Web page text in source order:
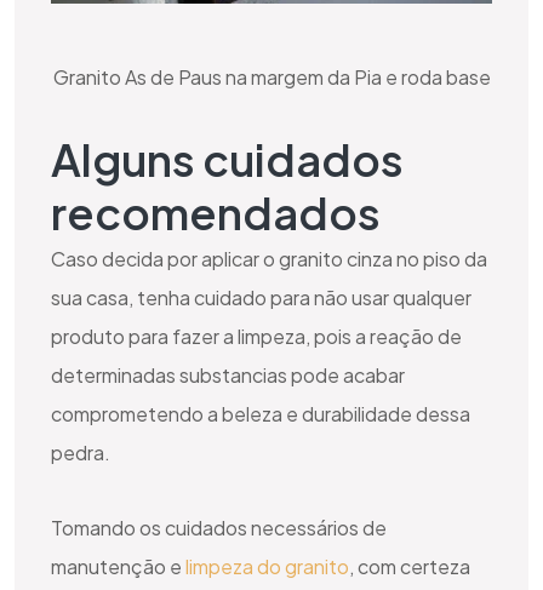
Granito As de Paus na margem da Pia e roda base
Alguns cuidados
recomendados
Caso decida por aplicar o granito cinza no piso da
sua casa, tenha cuidado para não usar qualquer
produto para fazer a limpeza, pois a reação de
determinadas substancias pode acabar
comprometendo a beleza e durabilidade dessa
pedra.
Tomando os cuidados necessários de
manutenção elimpezado granito, com certeza